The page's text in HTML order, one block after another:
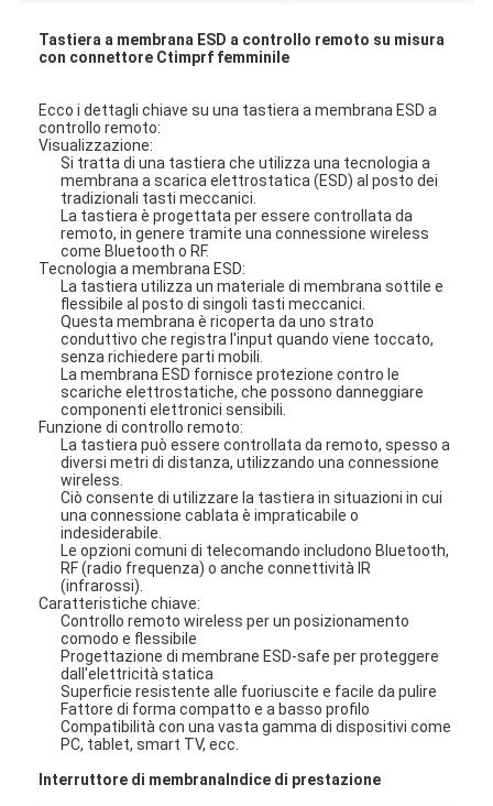
Tastiera a membrana ESD a controllo remoto su misura
con connettore Ctimprf femminile
Ecco i dettagli chiave su una tastiera a membrana ESD a
controllo remoto:
Visualizzazione:
Si tratta di una tastiera che utilizza una tecnologia a
membrana a scarica elettrostatica (ESD) al posto dei
tradizionali tasti meccanici.
La tastiera è progettata per essere controllata da
remoto, in genere tramite una connessione wireless
come Bluetooth o RF.
Tecnologia a membrana ESD:
La tastiera utilizza un materiale di membrana sottile e
flessibile al posto di singoli tasti meccanici.
Questa membrana è ricoperta da uno strato
conduttivo che registra l'input quando viene toccato,
senza richiedere parti mobili.
La membrana ESD fornisce protezione contro le
scariche elettrostatiche, che possono danneggiare
componenti elettronici sensibili.
Funzione di controllo remoto:
La tastiera può essere controllata da remoto, spesso a
diversi metri di distanza, utilizzando una connessione
wireless.
Ciò consente di utilizzare la tastiera in situazioni in cui
una connessione cablata è impraticabile o
indesiderabile.
Le opzioni comuni di telecomando includono Bluetooth,
RF (radio frequenza) o anche connettività IR
(infrarossi).
Caratteristiche chiave:
Controllo remoto wireless per un posizionamento
comodo e flessibile
Progettazione di membrane ESD-safe per proteggere
dall'elettricità statica
Superficie resistente alle fuoriuscite e facile da pulire
Fattore di forma compatto e a basso profilo
Compatibilità con una vasta gamma di dispositivi come
PC, tablet, smart TV, ecc.
Interruttore di membrana Indice di prestazione